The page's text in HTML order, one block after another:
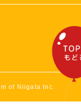
of Niigata Inc.